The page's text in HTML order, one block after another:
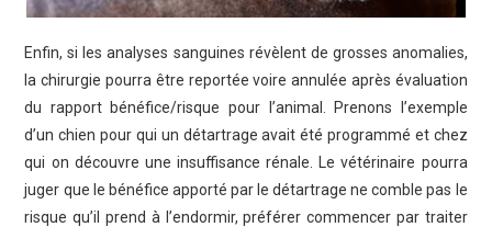
Enfin, si les analyses sanguines révèlent de grosses anomalies,
la chirurgie pourra être reportée voire annulée après évaluation
du rapport bénéfice/risque pour l’animal. Prenons l’exemple
d’un chien pour qui un détartrage avait été programmé et chez
qui on découvre une insuffisance rénale. Le vétérinaire pourra
juger que le bénéfice apporté par le détartrage ne comble pas le
risque qu’il prend à l’endormir, préférer commencer par traiter